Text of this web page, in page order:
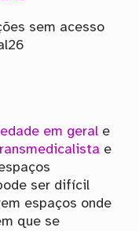
sem acesso
em gerale
e
ser difícil
espaços onde
que se